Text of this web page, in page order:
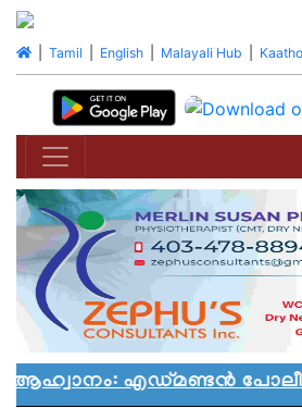
| Tamil English| Malayali Hub
എഡ്മണ്ടൻ